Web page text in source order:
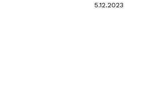
5.12.2023